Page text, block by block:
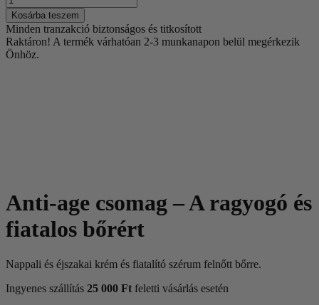
Kosárba teszem
Minden tranzakció biztonságos és titkosított
Raktáron! A termék várhatóan 2-3 munkanapon belül megérkezik
Önhöz.
Anti-age csomag – A ragyogó és
fiatalos bőrért
Nappali és éjszakai krém és fiatalító szérum felnőtt bőrre.
Ingyenes szállítás 25 000 Ft feletti vásárlás esetén